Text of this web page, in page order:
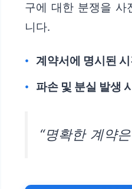
구에 대한 분쟁을 사
니다.
계약서에 명시된
파손 및 분실 발생
“명확한 계약